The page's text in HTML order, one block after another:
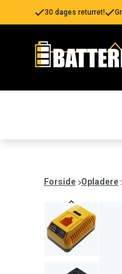
30 dages returret!
Forside Opladere